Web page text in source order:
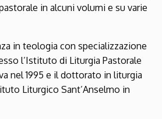
in alcuni volumi e su varie
in teologia con specializzazione
l’Istituto di Liturgia Pastorale
nel 1995 e il dottorato in liturgia
Liturgico Sant’Anselmo in